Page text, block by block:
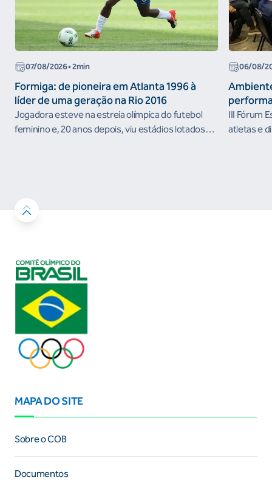
07/08/2026• 2min
Formiga: de pioneira em Atlanta 1996 à
líder de uma geração na Rio 2016
Jogadora esteve na estreia olímpica do futebol
feminino e, 20 anos depois, viu estádios lotados
06/08/
III Fórum
atletas e
MAPA DO SITE
Sobre o COB
Documentos